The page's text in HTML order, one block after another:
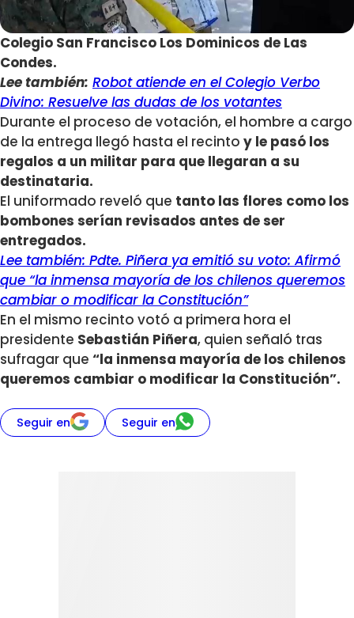
Colegio San Francisco Los Dominicos de Las
Condes.
Lee también: Robot atiende en el Colegio Verbo
Divino: Resuelve las dudas de los votantes
Durante el proceso de votación, el hombre a cargo
de la entrega llegó hasta el recinto y le pasó los
regalos a un militar para que llegaran a su
destinataria.
El uniformado reveló que tanto las flores como los
bombones serían revisados antes de ser
entregados.
Lee también: Pdte. Piñera ya emitió su voto: Afirmó
que “la inmensa mayoría de los chilenos queremos
cambiar o modificar la Constitución”
En el mismo recinto votó a primera hora el
presidente Sebastián Piñera, quien señaló tras
sufragar que “la inmensa mayoría de los chilenos
queremos cambiar o modificar la Constitución”.
Seguir en Seguir en